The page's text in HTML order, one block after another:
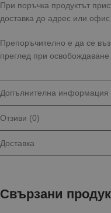
При поръчка продуктът
доставка до адрес или
Препоръчително е да се
преглед при освобождаване
Допълнителна информация
Отзиви (0)
Доставка
Свързани